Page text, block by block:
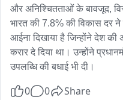
और अनिश्चितताओं के बावजूद,
भारत की 7.8% की विकास दर
आईना दिखाया है जिन्होंने देश
करार दे दिया था। उन्होंने
उपलब्धि की बधाई भी दी।
0 0 Share